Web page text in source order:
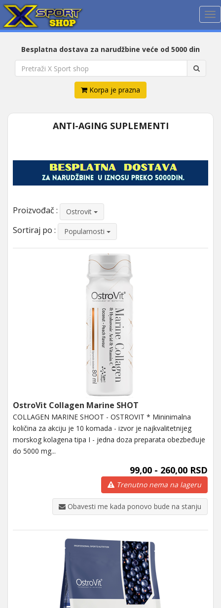
Besplatna dostava za narudžbine veće od 5000 din
Korpa je prazna
ANTI-AGING SUPLEMENTI
Proizvođač : Ostrovit
Sortiraj po : Popularnosti
OstroVit Collagen Marine SHOT
COLLAGEN MARINE SHOOT - OSTROVIT * Mininimalna
količina za akciju je 10 komada - izvor je najkvalitetnijeg
morskog kolagena tipa I - jedna doza preparata obezbeđuje
do 5000 mg...
99,00 - 260,00 RSD
Trenutno nema na lageru
Obavesti me kada ponovo bude na stanju